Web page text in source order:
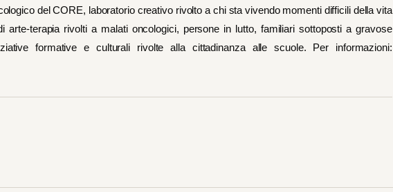
del CORE, laboratorio creativo rivolto a chi sta vivendo momenti difficili della vita
arte-terapia rivolti a malati oncologici, persone in lutto, familiari sottoposti a gravose
formative e culturali rivolte alla cittadinanza alle scuole. Per informazioni: